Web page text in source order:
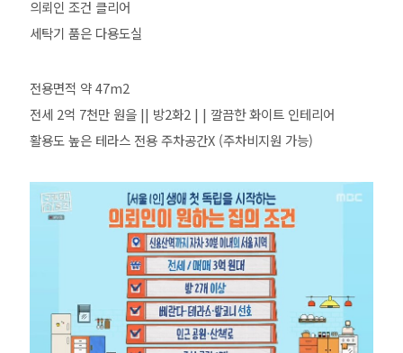
의뢰인 조건 클리어
세탁기 품은 다용도실
전용면적 약 47m2
전세 2억 7천만 원을 || 방2화2 | | 깔끔한 화이트 인테리어
활용도 높은 테라스 전용 주차공간X (주차비지원 가능)